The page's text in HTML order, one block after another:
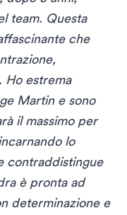
team. Questa
che
Ho estrema
Martin e sono
il massimo per
lo
contraddistingue
è pronta ad
determinazione e